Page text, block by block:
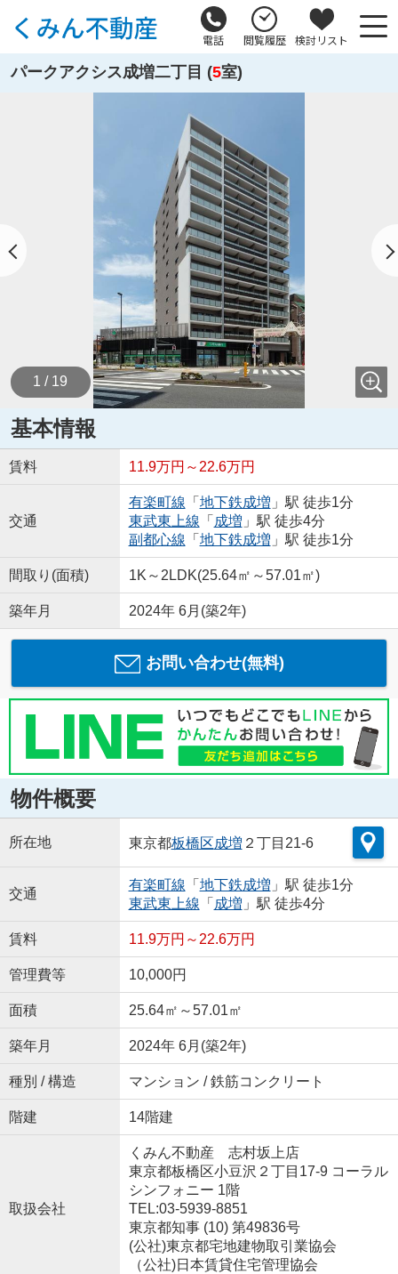
電話 閲覧履歴 検討リスト
パークアクシス成増二丁目 (5室)
1 / 19
基本情報
賃料 11.9万円～22.6万円
交通
有楽町線 「 地下鉄成増 」駅 徒歩1分
東武東上線 「 成増 」駅 徒歩4分
副都心線 「 地下鉄成増 」駅 徒歩1分
間取り(面積) 1K～2LDK(25.64㎡～57.01㎡)
築年月 2024年 6月(築2年)
お問い合わせ(無料)
物件概要
所在地 東京都板橋区成増 ２丁目21-6
交通
有楽町線 「 地下鉄成増 」駅 徒歩1分
東武東上線 「 成増 」駅 徒歩4分
賃料 11.9万円～22.6万円
管理費等 10,000円
面積 25.64㎡～57.01㎡
築年月 2024年 6月(築2年)
種別 / 構造 マンション / 鉄筋コンクリート
階建 14階建
取扱会社
くみん不動産 志村坂上店
東京都板橋区小豆沢２丁目17-9 コーラル
シンフォニー 1階
TEL:03-5939-8851
東京都知事 (10) 第49836号
(公社)東京都宅地建物取引業協会
（公社)日本賃貸住宅管理協会